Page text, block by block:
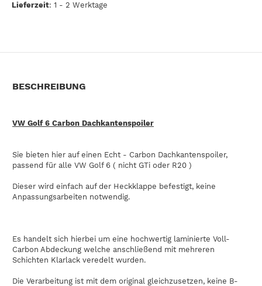
Lieferzeit: 1 - 2 Werktage
BESCHREIBUNG
VW Golf 6 Carbon Dachkantenspoiler
Sie bieten hier auf einen Echt - Carbon Dachkantenspoiler,
passend für alle VW Golf 6 ( nicht GTi oder R20 )
Dieser wird einfach auf der Heckklappe befestigt, keine
Anpassungsarbeiten notwendig.
Es handelt sich hierbei um eine hochwertig laminierte Voll-
Carbon Abdeckung welche anschließend mit mehreren
Schichten Klarlack veredelt wurden.
Die Verarbeitung ist mit dem original gleichzusetzen, keine B-